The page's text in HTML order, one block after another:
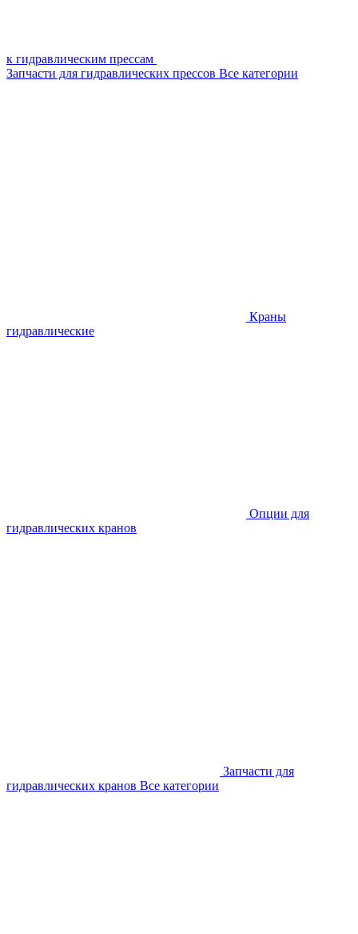
к гидравлическим прессам
Запчасти для гидравлических прессов Все категории
Краны
гидравлические
Опции для
гидравлических кранов
Запчасти для
гидравлических кранов Все категории